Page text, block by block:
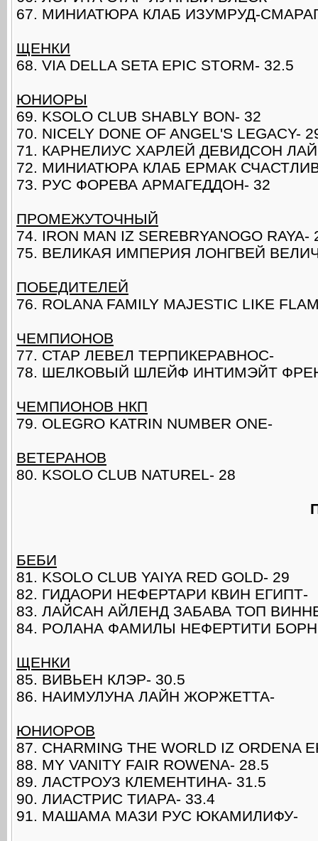
67. МИНИАТЮРА КЛАБ ИЗУМРУД-
ЩЕНКИ
68. VIA DELLA SETA EPIC STORM- 32.5
ЮНИОРЫ
69. KSOLO CLUB SHABLY BON- 32
70. NICELY DONE OF ANGEL'S LEGACY-
71. КАРНЕЛИУС ХАРЛЕЙ ДЕВИДСОН
72. МИНИАТЮРА КЛАБ ЕРМАК
73. РУС ФОРЕВА АРМАГЕДДОН- 32
ПРОМЕЖУТОЧНЫЙ
74. IRON MAN IZ SEREBRYANOGO RAYA-
75. ВЕЛИКАЯ ИМПЕРИЯ ЛОНГВЕЙ
ПОБЕДИТЕЛЕЙ
76. ROLANA FAMILY MAJESTIC LIKE
ЧЕМПИОНОВ
77. СТАР ЛЕВЕЛ ТЕРПИКЕРАВНОС-
78. ШЕЛКОВЫЙ ШЛЕЙФ ИНТИМЭЙТ
ЧЕМПИОНОВ НКП
79. OLEGRO KATRIN NUMBER ОNE-
ВЕТЕРАНОВ
80. KSOLO CLUB NATUREL- 28
БЕБИ
81. KSOLO CLUB YAIYA RED GOLD- 29
82. ГИДАОРИ НЕФЕРТАРИ КВИН ЕГИПТ-
83. ЛАЙСАН АЙЛЕНД ЗАБАВА ТОП
84. РОЛАНА ФАМИЛЫ НЕФЕРТИТИ БОРН
ЩЕНКИ
85. ВИВЬЕН КЛЭР- 30.5
86. НАИМУЛУНА ЛАЙН ЖОРЖЕТТА-
ЮНИОРОВ
87. CHARMING THE WORLD IZ ORDENA
88. MY VANITY FAIR ROWENA- 28.5
89. ЛАСТРОУЗ КЛЕМЕНТИНА- 31.5
90. ЛИАСТРИС ТИАРА- 33.4
91. МАШАМА МАЗИ РУС ЮКАМИЛИФУ-